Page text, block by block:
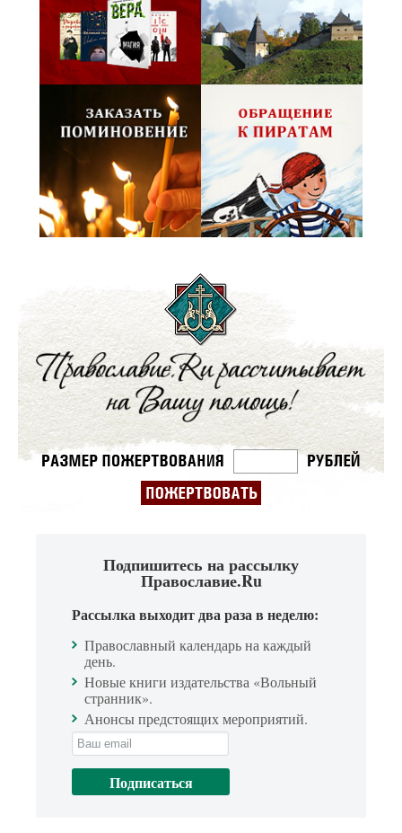
Подпишитесь на рассылку
Православие.Ru
Рассылка выходит два раза в неделю:
Православный календарь на каждый
день.
Новые книги издательства «Вольный
странник».
Анонсы предстоящих мероприятий.